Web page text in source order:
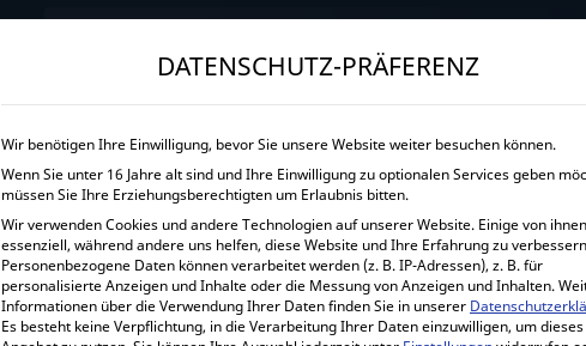
→
START UNTERNEHMEN SHOP LEISTUNGEN
VICTRON
Home
DATENSCHUTZ-PRÄFERENZ
Wir benötigen Ihre Einwilligung, bevor Sie unsere Website weiter besuchen können.
Wenn Sie unter 16 Jahre alt sind und Ihre Einwilligung zu optionalen Services geben
müssen Sie Ihre Erziehungsberechtigten um Erlaubnis bitten.
Wir verwenden Cookies und andere Technologien auf unserer Website. Einige von
essenziell, während andere uns helfen, diese Website und Ihre Erfahrung zu
Personenbezogene Daten können verarbeitet werden (z. B. IP-Adressen), z. B. für
personalisierte Anzeigen und Inhalte oder die Messung von Anzeigen und Inhalten.
Informationen über die Verwendung Ihrer Daten finden Sie in unserer
Es besteht keine Verpflichtung, in die Verarbeitung Ihrer Daten einzuwilligen, um dieses